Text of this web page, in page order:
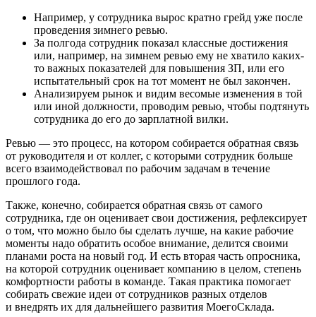
Например, у сотрудника вырос кратно грейд уже после
проведения зимнего ревью.
За полгода сотрудник показал классные достижения
или, например, на зимнем ревью ему не хватило каких-
то важных показателей для повышения ЗП, или его
испытательный срок на тот момент не был закончен.
Анализируем рынок и видим весомые изменения в той
или иной должности, проводим ревью, чтобы подтянуть
сотрудника до его до зарплатной вилки.
Ревью — это процесс, на котором собирается обратная связь
от руководителя и от коллег, с которыми сотрудник больше
всего взаимодействовал по рабочим задачам в течение
прошлого года.
Также, конечно, собирается обратная связь от самого
сотрудника, где он оценивает свои достижения, рефлексирует
о том, что можно было бы сделать лучше, на какие рабочие
моменты надо обратить особое внимание, делится своими
планами роста на новый год. И есть вторая часть опросника,
на которой сотрудник оценивает компанию в целом, степень
комфортности работы в команде. Такая практика помогает
собирать свежие идеи от сотрудников разных отделов
и внедрять их для дальнейшего развития МоегоСклада.